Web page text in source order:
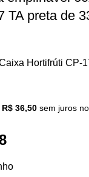
TA preta de
Hortifrúti CP-
R$ 36,50 sem juros